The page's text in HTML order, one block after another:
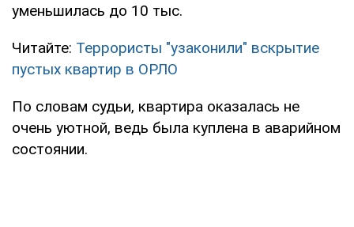
уменьшилась до 10 тыс.
Читайте: Террористы "узаконили" вскрытие
пустых квартир в ОРЛО
По словам судьи, квартира оказалась не
очень уютной, ведь была куплена в аварийном
состоянии.